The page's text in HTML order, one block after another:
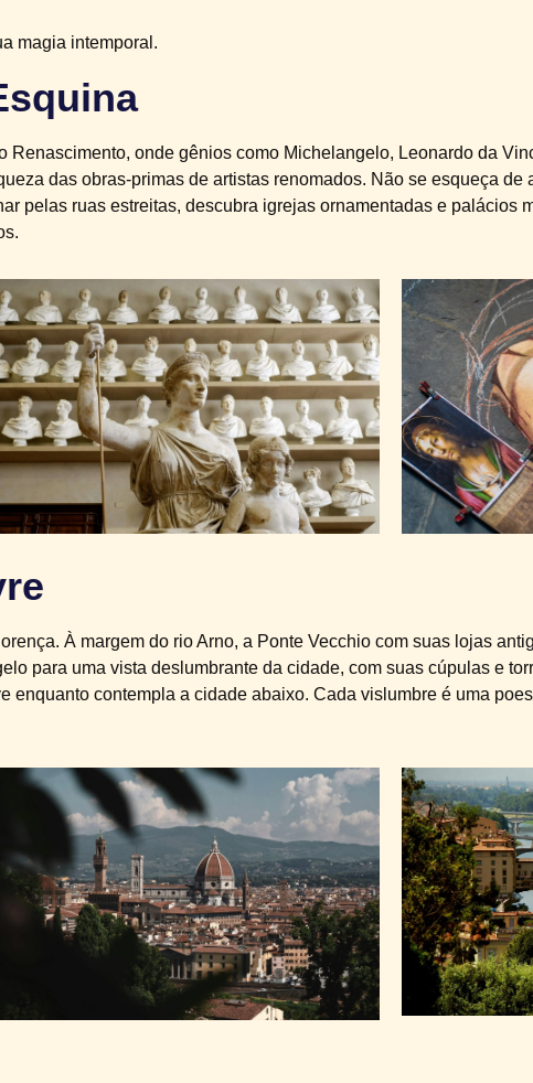
magia intemporal.
Renascimento, onde gênios como Michelangelo, Leonardo da
das obras-primas de artistas renomados. Não se esqueça de
pelas ruas estreitas, descubra igrejas ornamentadas e palácios
À margem do rio Arno, a Ponte Vecchio com suas lojas
para uma vista deslumbrante da cidade, com suas cúpulas e
enquanto contempla a cidade abaixo. Cada vislumbre é uma